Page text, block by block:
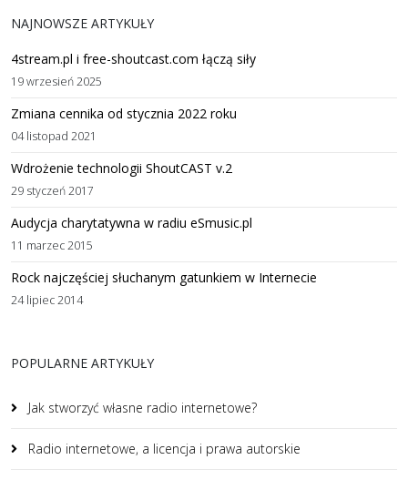
NAJNOWSZE ARTYKUŁY
4stream.pl i free-shoutcast.com łączą siły
19 wrzesień 2025
Zmiana cennika od stycznia 2022 roku
04 listopad 2021
Wdrożenie technologii ShoutCAST v.2
29 styczeń 2017
Audycja charytatywna w radiu eSmusic.pl
11 marzec 2015
Rock najczęściej słuchanym gatunkiem w Internecie
24 lipiec 2014
POPULARNE ARTYKUŁY
Jak stworzyć własne radio internetowe?
Radio internetowe, a licencja i prawa autorskie